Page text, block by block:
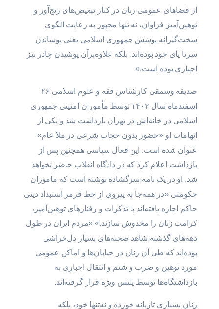
از فضاهای عمومی زنان در کنار تبعیض‌های رنج‌آور و
توهین‌آمیز فراوان، نه ‌تنها مجبور به رعایت الگوی
سخت‌گیرانه پوشش جمهوری اسلامی یعنی پوشاندن
سرتا پای خود بوده‌اند، بلکه علاوه‌برآن پوشیدن چادر نیز
اجباری بوده است.»
صدیقه وسمقی کارشناس فقه و علوم اسلامی ۲۶
اسفندماه سال ۱۴۰۲ توسط مأموران امنیتی جمهوری
اسلامی در خانه‌اش در تهران بازداشت شد و یکی از
اتهامات او «حضور بدون حجاب شرعی در ملأ عام»
عنوان شده است. این فعال سیاسی همچنین پس از
بازداشت اعلام کرد که در دادگاه انقلاب حاضر نخواهد
شد. او در یک نامه سرگشاده نوشته است که ماموران
حکومتی «در همه‌جا به پیروی از خط‌ قرمز استبداد دینی
حاکم اجازه یافته‌اند با تذکرات و رفتارهای توهین‌آمیز،
کرامت زنان را مخدوش سازند.» «مردم ایران در طول
دهه‌های گذشته شاهد صحنه‌های بسیار دل‌خراشی
بوده‌اند که طی آن زنان در خیابان‌ها و اماکن عمومی
مورد توهین و ضرب و شتم و انتقال اجباری به
بازداشتگاه‌ها توسط پلیس ویژه قرار گرفته‌اند.
زنان بسیاری تازیانه خورده و نه‌تنها خود، بلکه